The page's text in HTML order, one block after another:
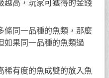
越高，玩家可獲得的金錢
條同一品種的魚類，那麼
如果同一品種的魚類過
稀有度的魚成雙的放入魚